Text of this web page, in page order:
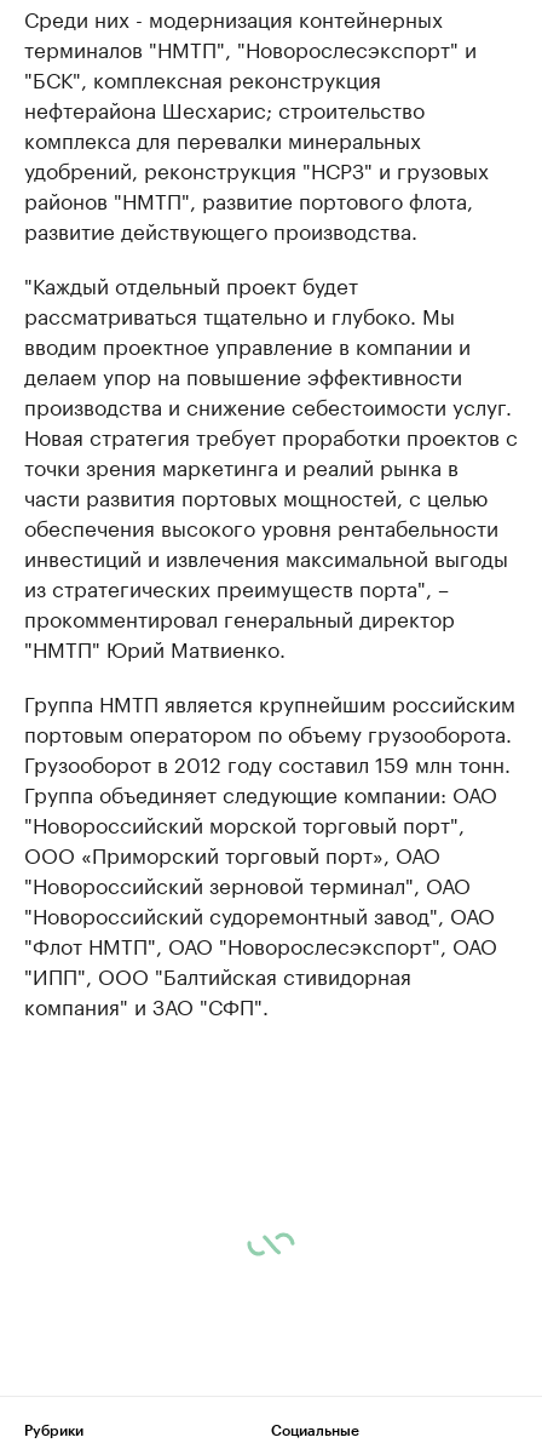
Среди них - модернизация контейнерных
терминалов "НМТП", "Новорослесэкспорт" и
"БСК", комплексная реконструкция
нефтерайона Шесхарис; строительство
комплекса для перевалки минеральных
удобрений, реконструкция "НСРЗ" и грузовых
районов "НМТП", развитие портового флота,
развитие действующего производства.
"Каждый отдельный проект будет
рассматриваться тщательно и глубоко. Мы
вводим проектное управление в компании и
делаем упор на повышение эффективности
производства и снижение себестоимости услуг.
Новая стратегия требует проработки проектов с
точки зрения маркетинга и реалий рынка в
части развития портовых мощностей, с целью
обеспечения высокого уровня рентабельности
инвестиций и извлечения максимальной выгоды
из стратегических преимуществ порта", –
прокомментировал генеральный директор
"НМТП" Юрий Матвиенко.
Группа НМТП является крупнейшим российским
портовым оператором по объему грузооборота.
Грузооборот в 2012 году составил 159 млн тонн.
Группа объединяет следующие компании: ОАО
"Новороссийский морской торговый порт",
ООО «Приморский торговый порт», ОАО
"Новороссийский зерновой терминал", ОАО
"Новороссийский судоремонтный завод", ОАО
"Флот НМТП", ОАО "Новорослесэкспорт", ОАО
"ИПП", ООО "Балтийская стивидорная
компания" и ЗАО "СФП".
Рубрики
Социальные